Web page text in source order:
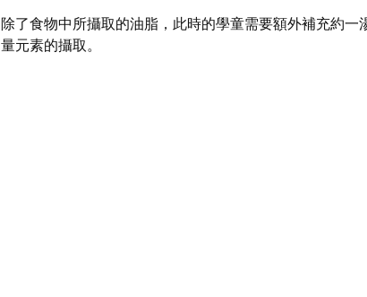
除了食物中所攝取的油脂，此時的學童需要額外補充約
量元素的攝取。